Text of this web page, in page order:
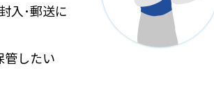
入･郵送に
管したい